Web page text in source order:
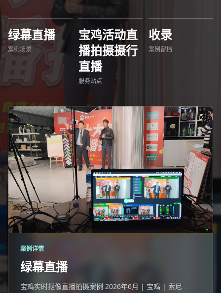
绿幕直播
案例场景
宝鸡活动直
播拍摄摄行
直播
服务站点
收录
案例留档
案例详情
绿幕直播
宝鸡实时抠像直播拍摄案例 2026年6月 | 宝鸡 | 索尼